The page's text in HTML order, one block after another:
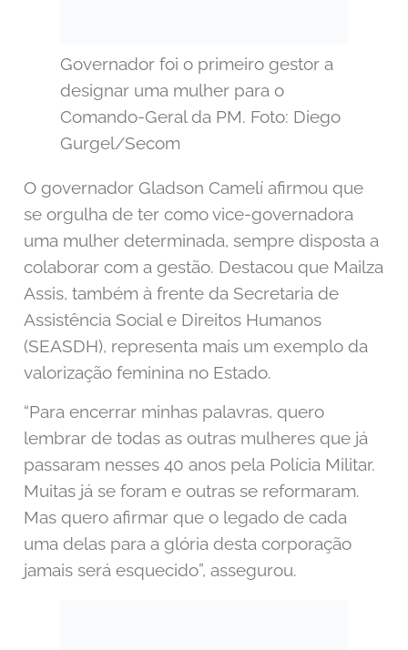
Governador foi o primeiro gestor a
designar uma mulher para o
Comando-Geral da PM. Foto: Diego
Gurgel/Secom
O governador Gladson Camelí afirmou que
se orgulha de ter como vice-governadora
uma mulher determinada, sempre disposta a
colaborar com a gestão. Destacou que Mailza
Assis, também à frente da Secretaria de
Assistência Social e Direitos Humanos
(SEASDH), representa mais um exemplo da
valorização feminina no Estado.
“Para encerrar minhas palavras, quero
lembrar de todas as outras mulheres que já
passaram nesses 40 anos pela Polícia Militar.
Muitas já se foram e outras se reformaram.
Mas quero afirmar que o legado de cada
uma delas para a glória desta corporação
jamais será esquecido”, assegurou.